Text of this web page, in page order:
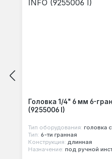
Головка 1/4" 6 мм 6-
(9255006 I)
Тип оборудования: головка
Тип: 6-ти гранная
Конструкция: длинная
Назначение: под ручной